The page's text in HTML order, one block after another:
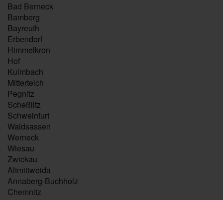
Bad Berneck
Bamberg
Bayreuth
Erbendorf
Himmelkron
Hof
Kulmbach
Mitterteich
Pegnitz
Scheßlitz
Schweinfurt
Waldsassen
Werneck
Wiesau
Zwickau
Altmittweida
Annaberg-Buchholz
Chemnitz